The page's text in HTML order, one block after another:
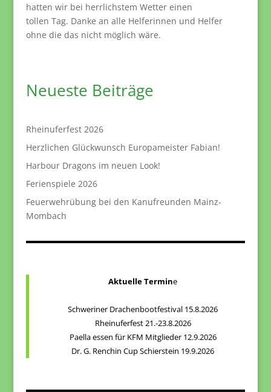
hatten wir bei herrlichstem Wetter einen
tollen Tag. Danke an alle Helferinnen und Helfer
ohne die das nicht möglich wäre.
Neueste Beiträge
Rheinuferfest 2026
Herzlichen Glückwunsch Europameister Fabian!
Harbour Dragons im neuen Look!
Ferienspiele 2026
Feuerwehrübung bei den Kanufreunden Mainz-
Mombach
Aktuelle Termine
Schweriner Drachenbootfestival 15.8.2026
Rheinuferfest 21.-23.8.2026
Paella essen für KFM Mitglieder 12.9.2026
Dr. G. Renchin Cup Schierstein 19.9.2026